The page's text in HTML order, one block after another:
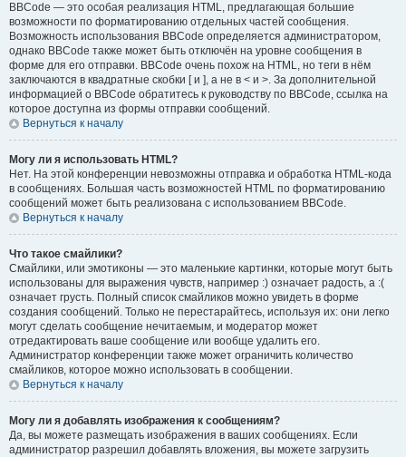
BBCode — это особая реализация HTML, предлагающая большие
возможности по форматированию отдельных частей сообщения.
Возможность использования BBCode определяется администратором,
однако BBCode также может быть отключён на уровне сообщения в
форме для его отправки. BBCode очень похож на HTML, но теги в нём
заключаются в квадратные скобки [ и ], а не в < и >. За дополнительной
информацией о BBCode обратитесь к руководству по BBCode, ссылка на
которое доступна из формы отправки сообщений.
Вернуться к началу
Могу ли я использовать HTML?
Нет. На этой конференции невозможны отправка и обработка HTML-кода
в сообщениях. Большая часть возможностей HTML по форматированию
сообщений может быть реализована с использованием BBCode.
Вернуться к началу
Что такое смайлики?
Смайлики, или эмотиконы — это маленькие картинки, которые могут быть
использованы для выражения чувств, например :) означает радость, а :(
означает грусть. Полный список смайликов можно увидеть в форме
создания сообщений. Только не перестарайтесь, используя их: они легко
могут сделать сообщение нечитаемым, и модератор может
отредактировать ваше сообщение или вообще удалить его.
Администратор конференции также может ограничить количество
смайликов, которое можно использовать в сообщении.
Вернуться к началу
Могу ли я добавлять изображения к сообщениям?
Да, вы можете размещать изображения в ваших сообщениях. Если
администратор разрешил добавлять вложения, вы можете загрузить